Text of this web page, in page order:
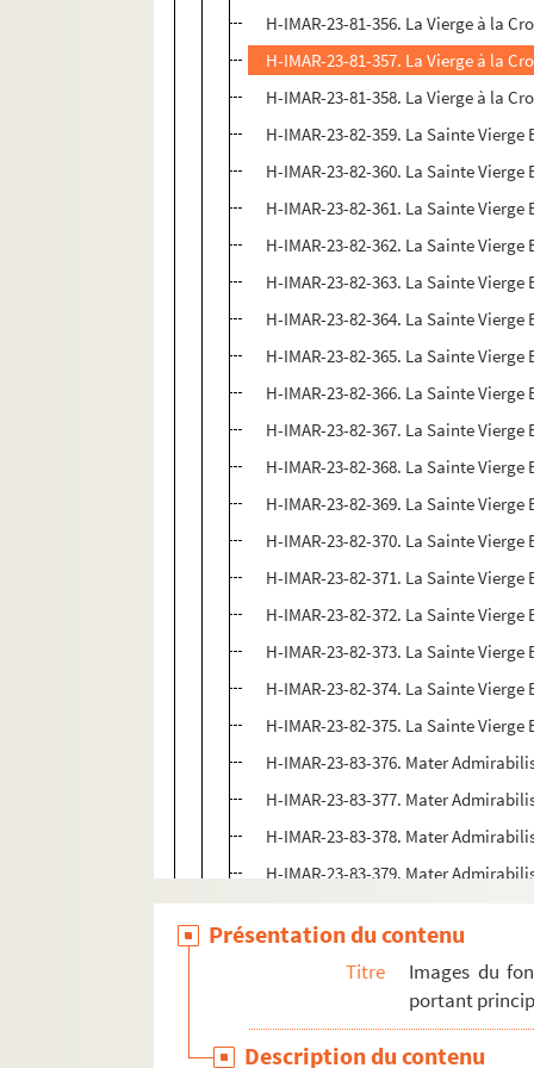
H-IMAR-23-81-356. La Vierge à la
H-IMAR-23-81-357. La Vierge à la
H-IMAR-23-81-358. La Vierge à la
H-IMAR-23-82-359. La Sainte
H-IMAR-23-82-360. La Sainte
H-IMAR-23-82-361. La Sainte
H-IMAR-23-82-362. La Sainte
H-IMAR-23-82-363. La Sainte
H-IMAR-23-82-364. La Sainte
H-IMAR-23-82-365. La Sainte
H-IMAR-23-82-366. La Sainte
H-IMAR-23-82-367. La Sainte
H-IMAR-23-82-368. La Sainte
H-IMAR-23-82-369. La Sainte
H-IMAR-23-82-370. La Sainte
H-IMAR-23-82-371. La Sainte
H-IMAR-23-82-372. La Sainte
H-IMAR-23-82-373. La Sainte
H-IMAR-23-82-374. La Sainte
H-IMAR-23-82-375. La Sainte
H-IMAR-23-83-376. Mater
H-IMAR-23-83-377. Mater
H-IMAR-23-83-378. Mater
H-IMAR-23-83-379. Mater
H-IMAR-23-83-380. Mater
H-IMAR-23-83-381. Mater
H-IMAR-23-83-382. Mater
H-IMAR-23-83-384. Mater
Présentation du contenu
Titre
Images du
portant
Description du contenu